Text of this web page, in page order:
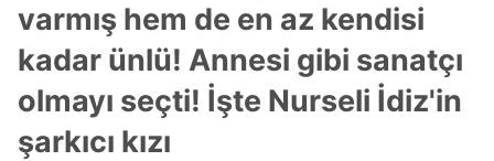
varmış hem de en az kendisi
kadar ünlü! Annesi gibi sanatçı
olmayı seçti! İşte Nurseli İdiz'in
şarkıcı kızı